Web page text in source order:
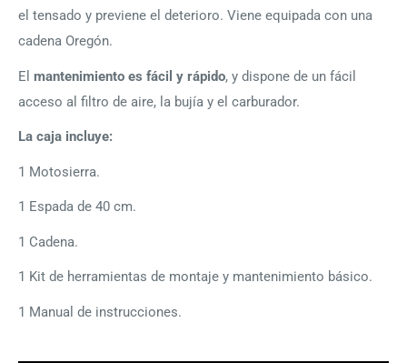
el tensado y previene el deterioro. Viene equipada con una
cadena Oregón.
El mantenimiento es fácil y rápido, y dispone de un fácil
acceso al filtro de aire, la bujía y el carburador.
La caja incluye:
1 Motosierra.
1 Espada de 40 cm.
1 Cadena.
1 Kit de herramientas de montaje y mantenimiento básico.
1 Manual de instrucciones.